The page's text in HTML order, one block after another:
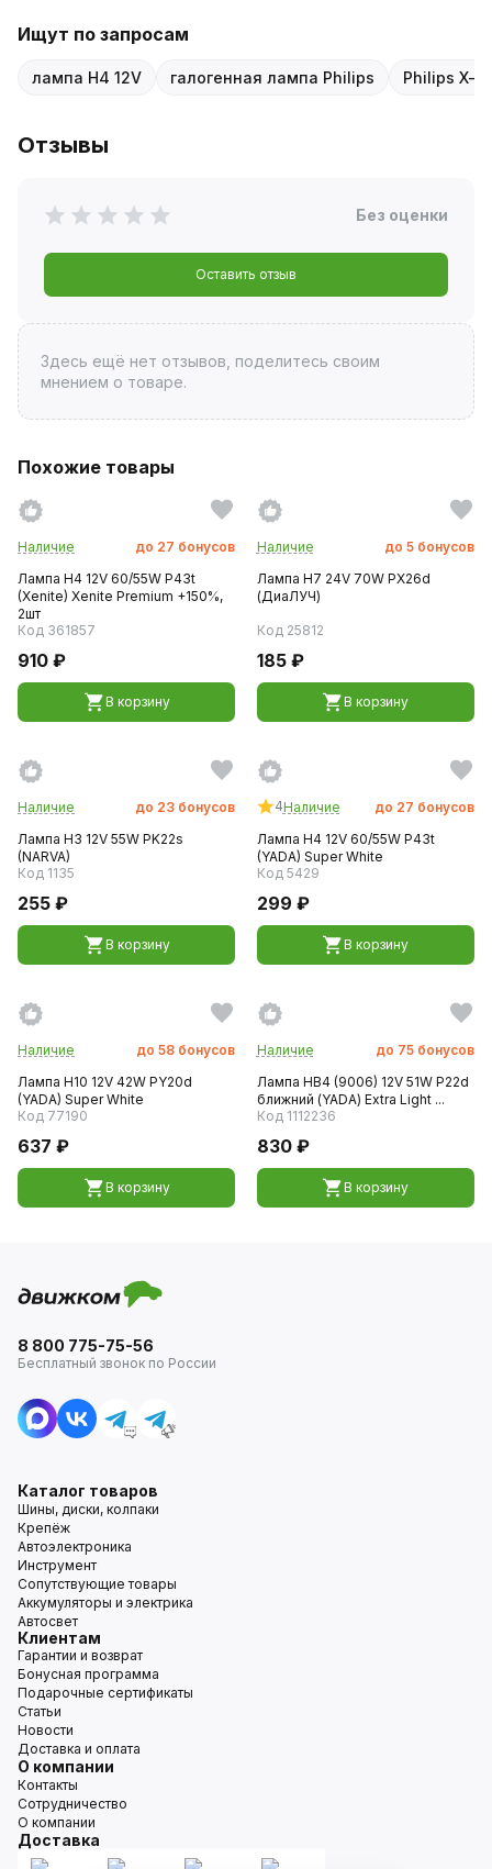
Ищут по запросам
лампа H4 12V галогенная лампа Philips Philips X-
Отзывы
Без оценки
Оставить отзыв
Здесь ещё нет отзывов, поделитесь своим
мнением о товаре.
Похожие товары
Наличие до 27 бонусов
Лампа H4 12V 60/55W P43t
(Xenite) Xenite Premium +150%,
2шт
Код 361857
910 ₽
В корзину
Наличие до 5 бонусов
Лампа H7 24V 70W PX26d
(ДиаЛУЧ)
Код 25812
185 ₽
В корзину
Наличие до 23 бонусов
Лампа H3 12V 55W PK22s
(NARVA)
Код 1135
255 ₽
В корзину
4Наличие до 27 бонусов
Лампа H4 12V 60/55W P43t
(YADA) Super White
Код 5429
299 ₽
В корзину
Наличие до 58 бонусов
Лампа H10 12V 42W PY20d
(YADA) Super White
Код 77190
637 ₽
В корзину
Наличие до 75 бонусов
Лампа HB4 (9006) 12V 51W P22d
ближний (YADA) Extra Light ...
Код 1112236
830 ₽
В корзину
8 800 775-75-56
Бесплатный звонок по России
Каталог товаров
Шины, диски, колпаки
Крепёж
Автоэлектроника
Инструмент
Сопутствующие товары
Аккумуляторы и электрика
Автосвет
Клиентам
Гарантии и возврат
Бонусная программа
Подарочные сертификаты
Статьи
Новости
Доставка и оплата
О компании
Контакты
Сотрудничество
О компании
Доставка